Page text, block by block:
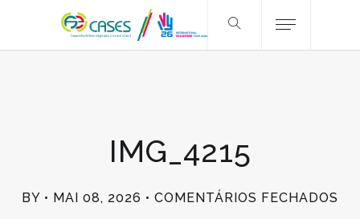
IMG_4215
BY MAI 08, 2026 COMENTÁRIOS FECHADOS